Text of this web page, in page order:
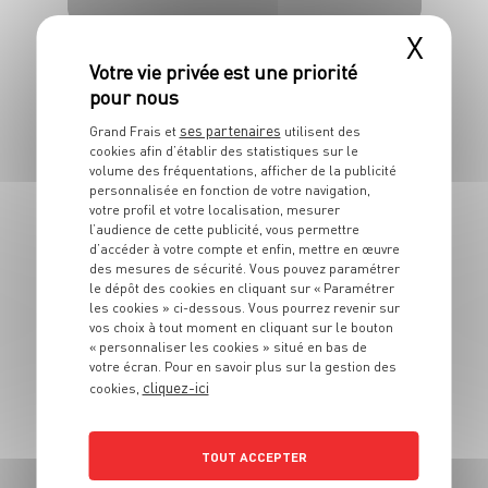
PLAT
Sucettes de
parmesan et
pecorino
20 min 10/15 min
PLAT
X
Grand Frais et ses partenaires utilisent des
cookies afin d’établir des statistiques sur le
volume des fréquentations, afficher de la publicité
personnalisée en fonction de votre navigation,
votre profil et votre localisation, mesurer
l’audience de cette publicité, vous permettre
d’accéder à votre compte et enfin, mettre en œuvre
des mesures de sécurité. Vous pouvez paramétrer
le dépôt des cookies en cliquant sur « Paramétrer
les cookies » ci-dessous. Vous pourrez revenir sur
vos choix à tout moment en cliquant sur le bouton
« personnaliser les cookies » situé en bas de
votre écran. Pour en savoir plus sur la gestion des
cookies, cliquez-ici
TOUT ACCEPTER